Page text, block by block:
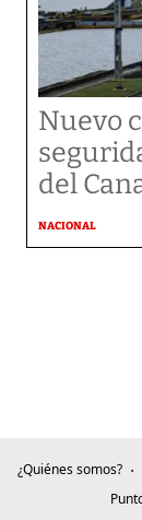
Nuevo
del
NACIONAL
¿Quiénes somos?